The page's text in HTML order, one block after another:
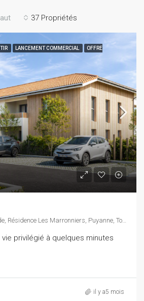
37 Propriétés
LANCEMENT COMMERCIAL OFFRE
privilégié à quelques minutes
il y a5 mois